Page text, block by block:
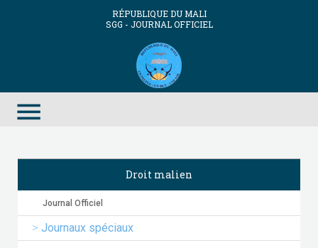
RÉPUBLIQUE DU MALI
SGG - JOURNAL OFFICIEL
menu
Droit malien
Journal Officiel
Journaux spéciaux